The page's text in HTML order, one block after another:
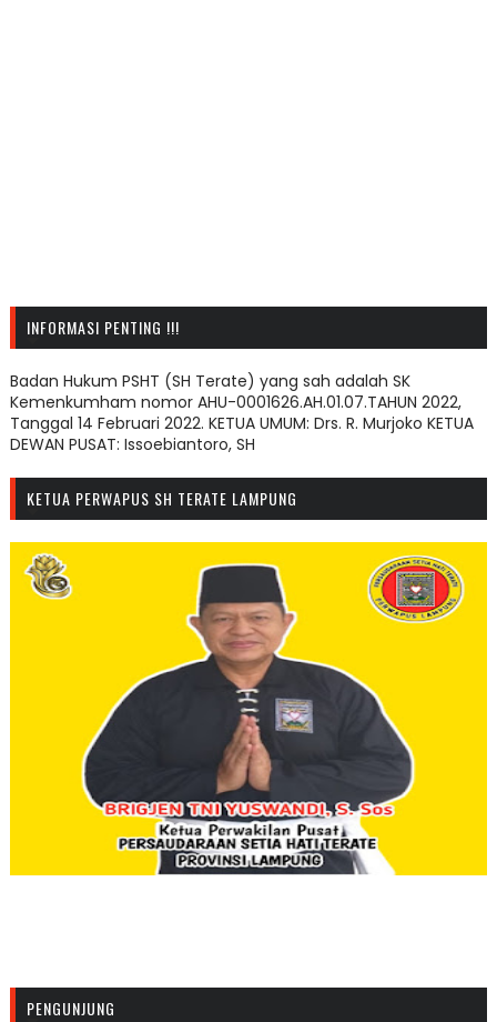
INFORMASI PENTING !!!
Badan Hukum PSHT (SH Terate) yang sah adalah SK
Kemenkumham nomor AHU-0001626.AH.01.07.TAHUN 2022,
Tanggal 14 Februari 2022. KETUA UMUM: Drs. R. Murjoko KETUA
DEWAN PUSAT: Issoebiantoro, SH
KETUA PERWAPUS SH TERATE LAMPUNG
PENGUNJUNG